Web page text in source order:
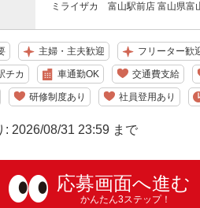
ミライザカ 富山駅前店 富山県
主婦・主夫歓迎 フリーター歓
チカ 車通勤OK 交通費支給
研修制度あり 社員登用あり
: 2026/08/31 23:59 まで
応募画面へ進む
かんたん3ステップ！